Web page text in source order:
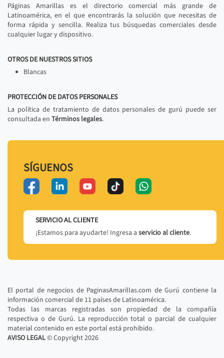
Páginas Amarillas es el directorio comercial más grande de
Latinoamérica, en el que encontrarás la solución que necesitas de
forma rápida y sencilla. Realiza tus búsquedas comerciales desde
cualquier lugar y dispositivo.
OTROS DE NUESTROS SITIOS
Blancas
PROTECCIÓN DE DATOS PERSONALES
La política de tratamiento de datos personales de gurú puede ser
consultada en Términos legales.
SÍGUENOS
SERVICIO AL CLIENTE
¡Estamos para ayudarte! Ingresa a servicio al cliente.
El portal de negocios de PaginasAmarillas.com de Gurú contiene la
información comercial de 11 países de Latinoamérica.
Todas las marcas registradas son propiedad de la compañía
respectiva o de Gurú. La reproducción total o parcial de cualquier
material contenido en este portal está prohibido.
AVISO LEGAL© Copyright2026